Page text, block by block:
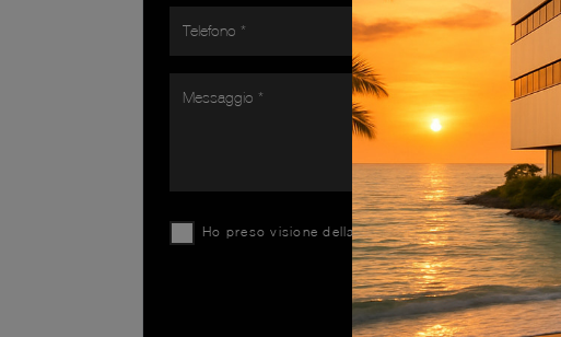
Ho preso visione dellaPrivacy Policy